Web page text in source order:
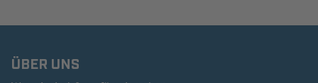
ÜBER UNS